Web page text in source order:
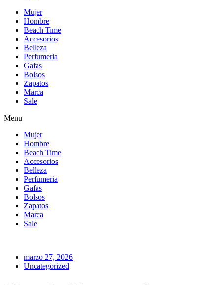
Mujer
Hombre
Beach Time
Accesorios
Belleza
Perfumeria
Gafas
Bolsos
Zapatos
Marca
Sale
Menu
Mujer
Hombre
Beach Time
Accesorios
Belleza
Perfumeria
Gafas
Bolsos
Zapatos
Marca
Sale
marzo 27, 2026
Uncategorized